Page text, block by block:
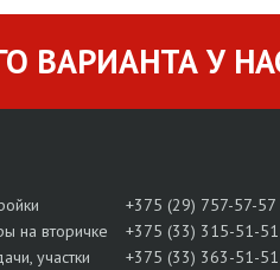
ВАРИАНТА У
+375 (29) 757-57-57
на вторичке
+375 (33) 315-51-51
участки
+375 (33) 363-51-51